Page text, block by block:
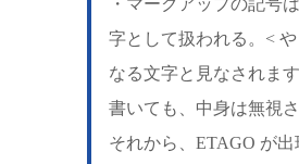
字として扱われる。<
なる文字と見なされま
書いても、中身は無視さ
それから、ETAGO が